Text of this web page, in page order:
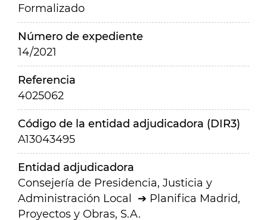
Formalizado
Número de expediente
14/2021
Referencia
4025062
Código de la entidad adjudicadora (DIR3)
A13043495
Entidad adjudicadora
Consejería de Presidencia, Justicia y
Administración Local
Planifica Madrid,
Proyectos y Obras, S.A.